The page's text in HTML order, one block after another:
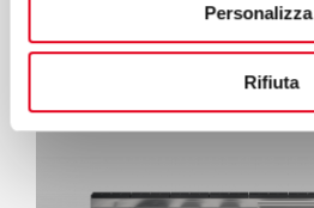
Personalizza
Rifiuta
MAXIMA 900